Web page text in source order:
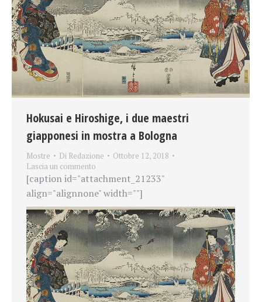
Hokusai e Hiroshige, i due maestri
giapponesi in mostra a Bologna
Mostre Di Redazione
Ottobre 12, 2018
Lascia un commento
[caption id="attachment_21233"
align="alignnone" width=""]